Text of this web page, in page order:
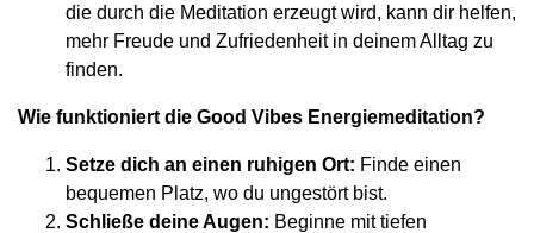
die durch die Meditation erzeugt wird, kann dir helfen,
mehr Freude und Zufriedenheit in deinem Alltag zu
finden.
Wie funktioniert die Good Vibes Energiemeditation?
Setze dich an einen ruhigen Ort: Finde einen
bequemen Platz, wo du ungestört bist.
Schließe deine Augen: Beginne mit tiefen